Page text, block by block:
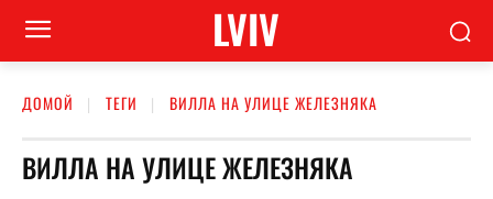
LVIV
ДОМОЙ ТЕГИ ВИЛЛА НА УЛИЦЕ ЖЕЛЕЗНЯКА
ВИЛЛА НА УЛИЦЕ ЖЕЛЕЗНЯКА